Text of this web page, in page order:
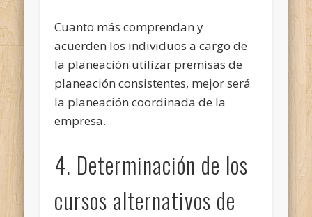
Cuanto más comprendan y
acuerden los individuos a cargo de
la planeación utilizar premisas de
planeación consistentes, mejor será
la planeación coordinada de la
empresa.
4. Determinación de los
cursos alternativos de